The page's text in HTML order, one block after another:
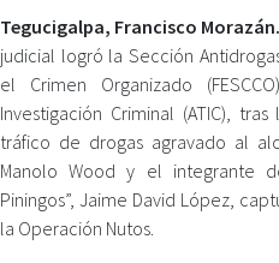
Tegucigalpa, Francisco Morazán.
judicial logró la Sección
el Crimen Organizado
Investigación Criminal (ATIC),
tráfico de drogas agravado al
Manolo Wood y el integrante
Piningos”, Jaime David López,
la Operación Nutos.